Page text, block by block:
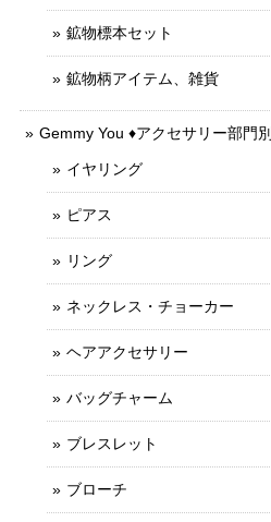
鉱物標本セット
鉱物柄アイテム、雑貨
Gemmy You ♦︎アクセサリー部門別
イヤリング
ピアス
リング
ネックレス・チョーカー
ヘアアクセサリー
バッグチャーム
ブレスレット
ブローチ